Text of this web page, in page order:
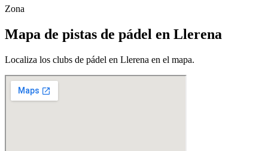
Zona
Mapa de pistas de pádel en Llerena
Localiza los clubs de pádel en Llerena en el mapa.